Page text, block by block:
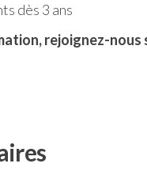
dès 3 ans
rejoignez-nous